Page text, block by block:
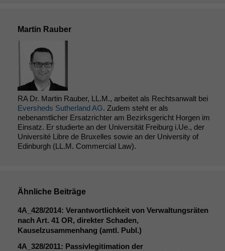
Martin Rauber
RA Dr. Martin Rauber, LL.M., arbeitet als Rechtsanwalt bei
Eversheds Sutherland AG. Zudem steht er als
nebenamtlicher Ersatzrichter am Bezirksgericht Horgen im
Einsatz. Er studierte an der Universität Freiburg i.Ue., der
Université Libre de Bruxelles sowie an der University of
Edinburgh (LL.M. Commercial Law).
Ähnliche Beiträge
4A_428/2014: Verantwortlichkeit von Verwaltungsräten
nach Art. 41 OR, direkter Schaden,
Kauselzusammenhang (amtl. Publ.)
4A_328/2011: Passivlegitimation der
Daten auf.
Funktionalität
Einige
deaktivieren,
kann die
Website nicht
zu 100%
funktionieren.